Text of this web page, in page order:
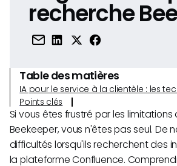
recherche
Table des matières
IA pour le service à la clientèle : les
Points clés
Si vous êtes frustré par les
Beekeeper, vous n'êtes pas seul. De
difficultés lorsqu'ils recherchent des
la plateforme Confluence.